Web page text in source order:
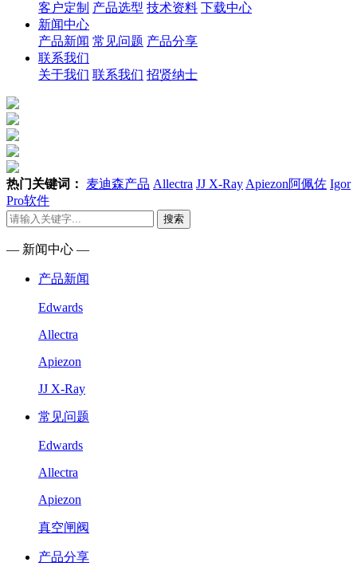
客户定制 产品选型 技术资料 下载中心
新闻中心
产品新闻 常见问题 产品分享
联系我们
关于我们 联系我们 招贤纳士
热门关键词： 麦迪森产品 Allectra JJ X-Ray Apiezon阿佩佐 Igor
Pro软件
搜索
— 新闻中心 —
产品新闻
Edwards
Allectra
Apiezon
JJ X-Ray
常见问题
Edwards
Allectra
Apiezon
真空闸阀
产品分享